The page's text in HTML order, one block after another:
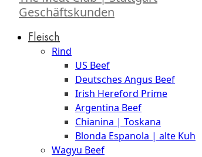
Geschäftskunden
Fleisch
Rind
US Beef
Deutsches Angus Beef
Irish Hereford Prime
Argentina Beef
Chianina | Toskana
Blonda Espanola | alte Kuh
Wagyu Beef